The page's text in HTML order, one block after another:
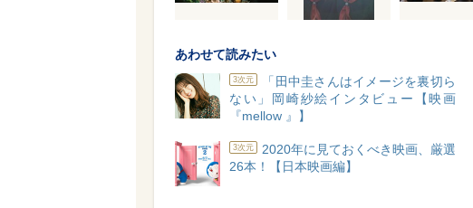
あわせて読みたい
3次元
「田中圭さんはイメージを裏切ら
ない」岡崎紗絵インタビュー【映画
『mellow 』】
3次元
2020年に見ておくべき映画、厳選
26本！【日本映画編】